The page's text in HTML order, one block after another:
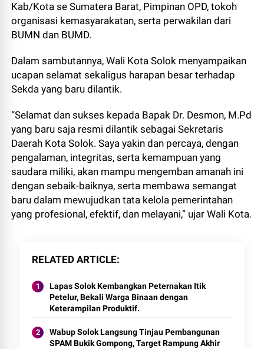
Kab/Kota se Sumatera Barat, Pimpinan OPD, tokoh
organisasi kemasyarakatan, serta perwakilan dari
BUMN dan BUMD.
Dalam sambutannya, Wali Kota Solok menyampaikan
ucapan selamat sekaligus harapan besar terhadap
Sekda yang baru dilantik.
“Selamat dan sukses kepada Bapak Dr. Desmon, M.Pd
yang baru saja resmi dilantik sebagai Sekretaris
Daerah Kota Solok. Saya yakin dan percaya, dengan
pengalaman, integritas, serta kemampuan yang
saudara miliki, akan mampu mengemban amanah ini
dengan sebaik-baiknya, serta membawa semangat
baru dalam mewujudkan tata kelola pemerintahan
yang profesional, efektif, dan melayani,” ujar Wali Kota.
RELATED ARTICLE
Lapas Solok Kembangkan Peternakan Itik
Petelur, Bekali Warga Binaan dengan
Keterampilan Produktif.
Wabup Solok Langsung Tinjau Pembangunan
SPAM Bukik Gompong, Target Rampung Akhir